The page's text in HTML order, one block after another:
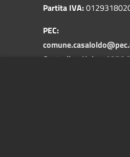
Partita IVA:
PEC:
Centralino Unico: 0376